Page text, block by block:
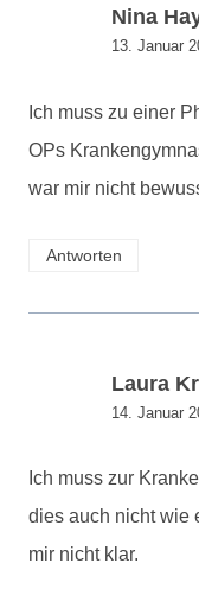
Nina
13. Januar
Ich muss zu einer
OPs
war mir nicht
Antworten
Laura
14. Januar
Ich muss zur
dies auch nicht wie
mir nicht klar.